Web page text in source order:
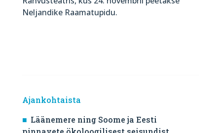
Neljandike Raamatupidu.
Ajankohtaista
Läänemere ning Soome ja Eesti